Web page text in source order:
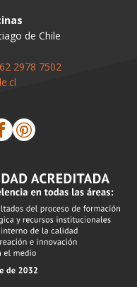
de Chile
2978 7502